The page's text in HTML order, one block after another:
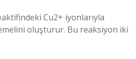
Cu2+ iyonlarıyla
oluşturur. Bu reaksiyon iki